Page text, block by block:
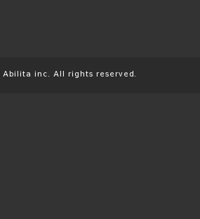
Abilita inc. All rights reserved.